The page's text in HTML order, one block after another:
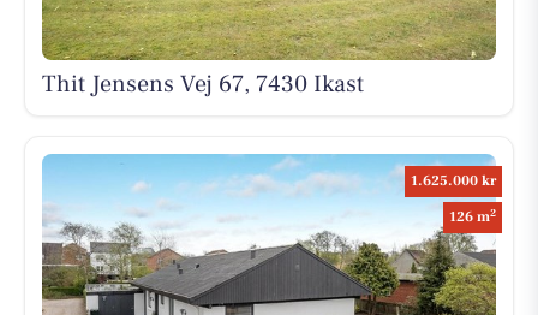
Thit Jensens Vej 67, 7430 Ikast
1.625.000 kr
126 m2